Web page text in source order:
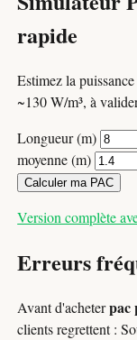
rapide
Estimez la
~130 W/m³, à
Longueur (m)
moyenne (m)
Calculer ma PAC
Version complète
Erreurs
Avant d'acheterpac
clients regrettent :